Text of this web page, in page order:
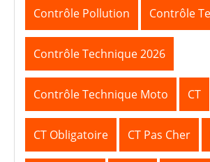
Contrôle Pollution Contrôle
Contrôle Technique 2026
Contrôle Technique Moto CT
CT Obligatoire CT Pas Cher